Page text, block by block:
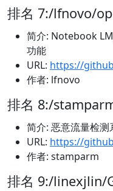
排名 7:/lfnovo/
简介: Notebook
功能
URL: https://
作者: lfnovo
排名 8:/
简介: 恶意流量检测
URL: https://
作者: stamparm
排名 9:/linexjlin/